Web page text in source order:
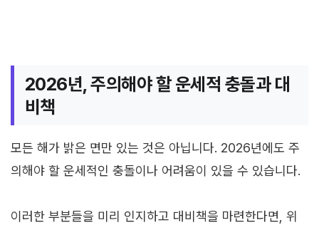
2026년, 주의해야 할 운세적 충돌과 대
비책
모든 해가 밝은 면만 있는 것은 아닙니다. 2026년에도 주
의해야 할 운세적인 충돌이나 어려움이 있을 수 있습니다.
이러한 부분들을 미리 인지하고 대비책을 마련한다면, 위